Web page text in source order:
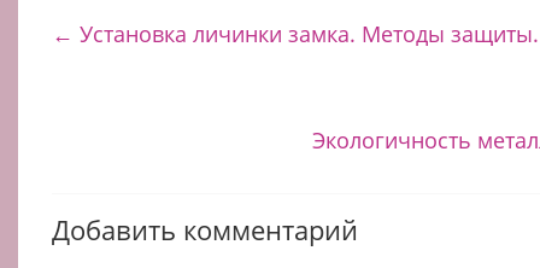
← Установка личинки замка. Методы защиты.
Экологичность
Добавить комментарий